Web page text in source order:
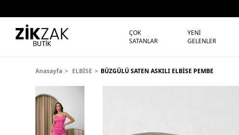
ÇOK
SATANLAR
YENİ
GELENLER
Anasayfa ELBİSE BÜZGÜLÜ SATEN ASKILI ELBİSE PEMBE